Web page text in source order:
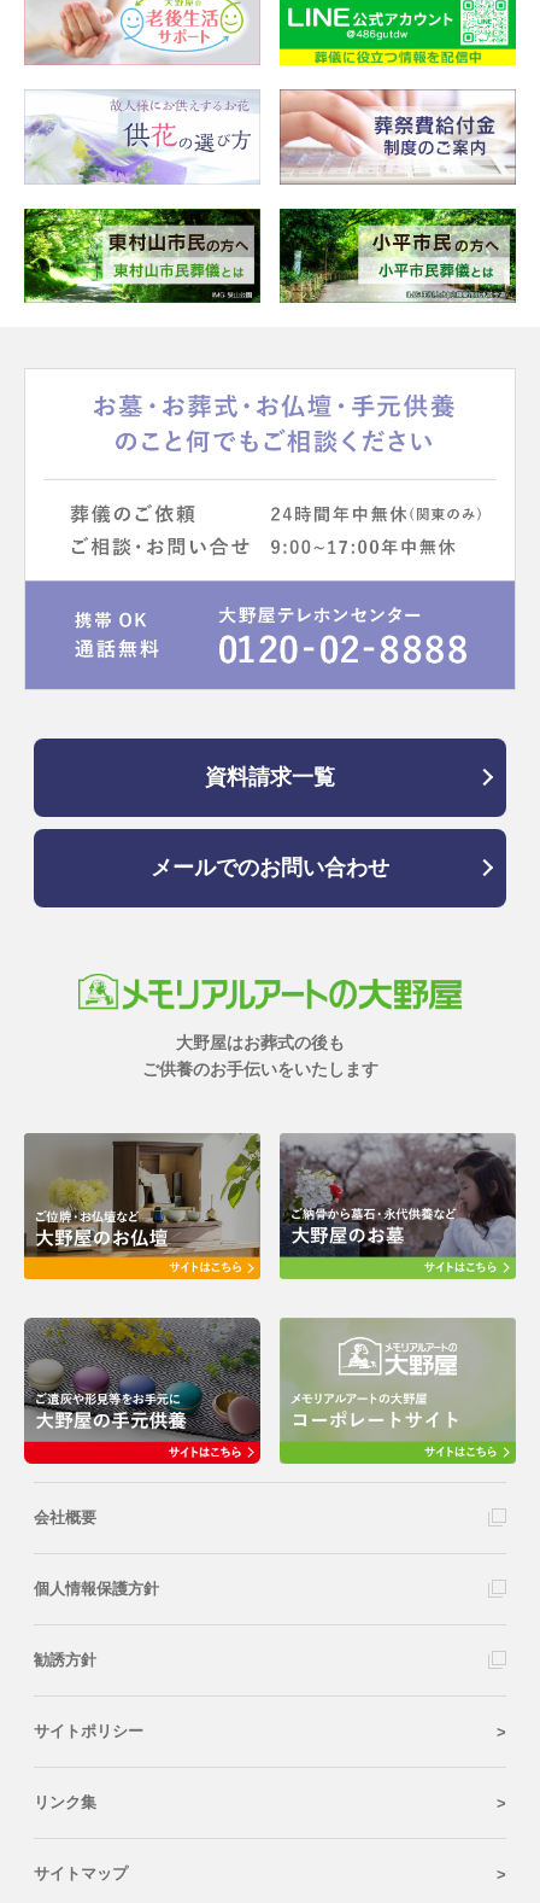
資料請求一覧
メールでのお問い合わせ
大野屋はお葬式の後も
ご供養のお手伝いをいたします
会社概要
個人情報保護方針
勧誘方針
サイトポリシー
リンク集
サイトマップ